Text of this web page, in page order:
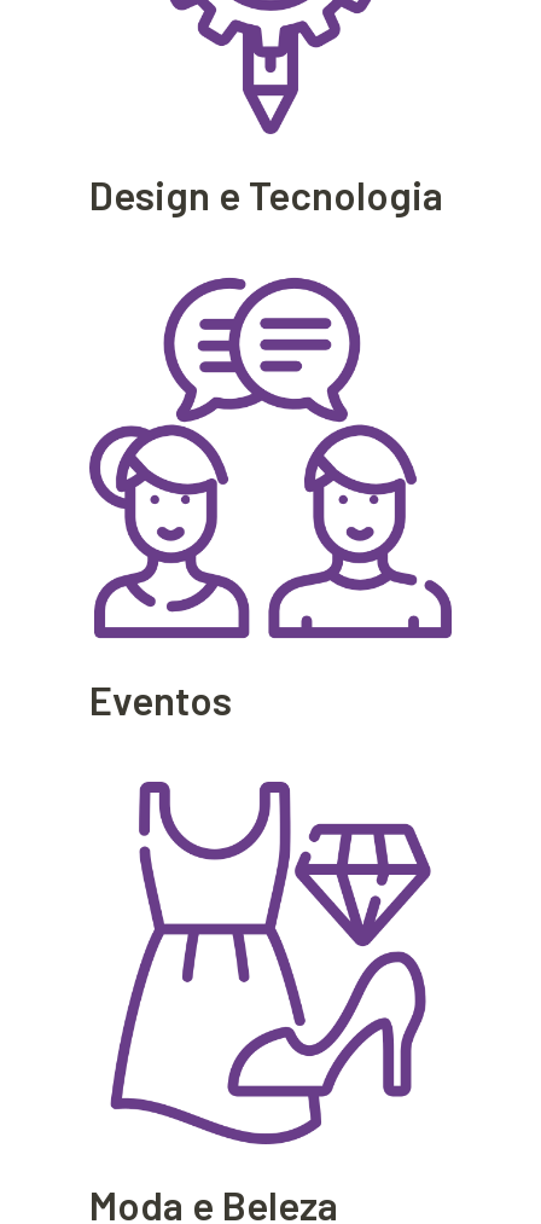
Design e Tecnologia
Eventos
Moda e Beleza